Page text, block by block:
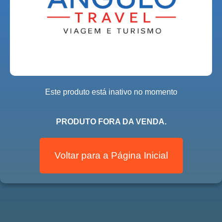
Este produto está inativo no momento
PRODUTO FORA DA VENDA.
Voltar para a Página Inicial